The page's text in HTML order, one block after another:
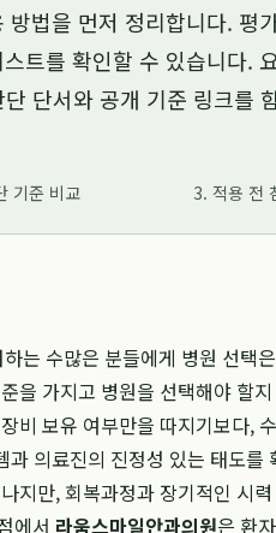
법을 먼저 정리합니다. 평
트를 확인할 수 있습니다.
단서와 공개 기준 링크를
기준 비교 3. 적용 전
는 수많은 분들에게 병원 선택
을 가지고 병원을 선택해야 할
비 보유 여부만을 따지기보다,
의료진의 진정성 있는 태도를
지만, 회복과정과 장기적인 시
에서 라움스마일안과의원은 환